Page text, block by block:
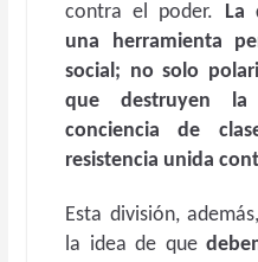
contra el poder. La
una herramienta
social; no solo
que destruyen
conciencia de
resistencia unida
Esta división,
la idea de que